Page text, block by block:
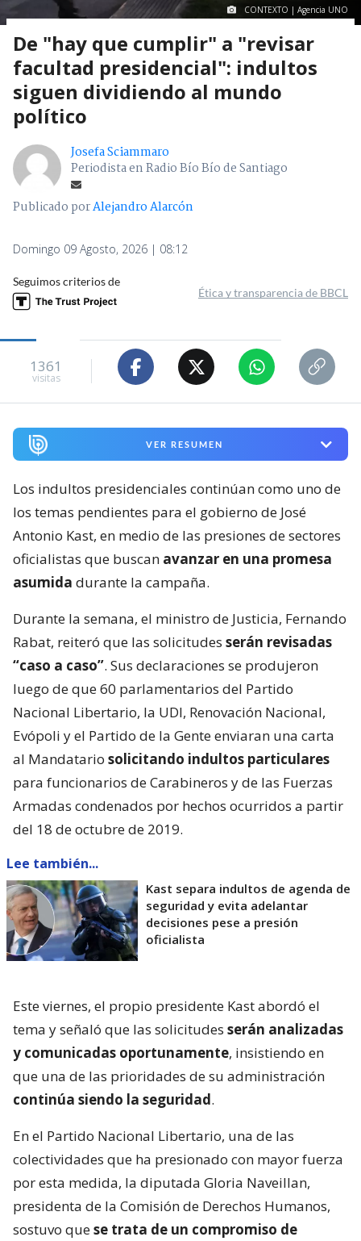
CONTEXTO | Agencia UNO
De "hay que cumplir" a "revisar
facultad presidencial": indultos
siguen dividiendo al mundo
político
Josefa Sciammaro
Periodista en Radio Bío Bío de Santiago
Publicado porAlejandro Alarcón
Domingo 09 Agosto, 2026 | 08:12
Seguimos criterios de
Ética y transparencia de BBCL
1361
visitas
VER RESUMEN
Los indultos presidenciales continúan como uno de
los temas pendientes para el gobierno de José
Antonio Kast, en medio de las presiones de sectores
oficialistas que buscan avanzar en una promesa
asumida durante la campaña.
Durante la semana, el ministro de Justicia, Fernando
Rabat, reiteró que las solicitudes serán revisadas
“caso a caso”. Sus declaraciones se produjeron
luego de que 60 parlamentarios del Partido
Nacional Libertario, la UDI, Renovación Nacional,
Evópoli y el Partido de la Gente enviaran una carta
al Mandatario solicitando indultos particulares
para funcionarios de Carabineros y de las Fuerzas
Armadas condenados por hechos ocurridos a partir
del 18 de octubre de 2019.
Lee también...
Kast separa indultos de agenda de
seguridad y evita adelantar
decisiones pese a presión
oficialista
Este viernes, el propio presidente Kast abordó el
tema y señaló que las solicitudes serán analizadas
y comunicadas oportunamente, insistiendo en
que una de las prioridades de su administración
continúa siendo la seguridad.
En el Partido Nacional Libertario, una de las
colectividades que ha presionado con mayor fuerza
por esta medida, la diputada Gloria Naveillan,
presidenta de la Comisión de Derechos Humanos,
sostuvo quese trata de un compromiso de